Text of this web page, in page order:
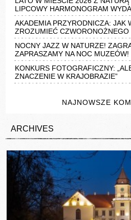
LIPCOWY HARMONOGRAM
AKADEMIA PRZYRODNICZA: JAK
ZROZUMIEĆ CZWORONOŻNEGO
NOCNY JAZZ W NATURZE!
ZAPRASZAMY NA NOC MUZEÓW!
KONKURS FOTOGRAFICZNY:
ZNACZENIE W KRAJOBRAZIE”
NAJNOWSZE
ARCHIVES